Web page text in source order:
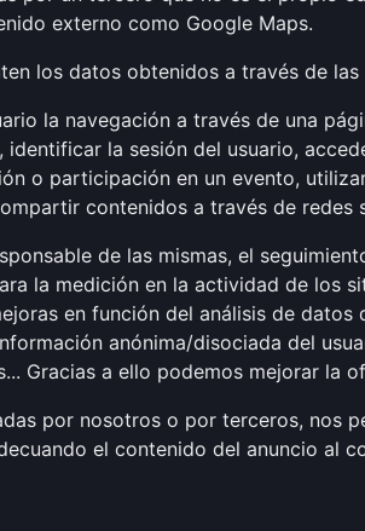
externo como Google Maps.
los datos obtenidos a través de
la navegación a través de una
la sesión del usuario,
o participación en un evento,
contenidos a través de redes
de las mismas, el
la medición en la actividad de los
en función del análisis de
anónima/disociada del
Gracias a ello podemos mejorar la
por nosotros o por terceros, nos
el contenido del anuncio al